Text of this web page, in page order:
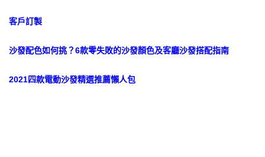
客戶訂製
沙發配色如何挑？6款零失敗的沙發顏色及客廳沙發搭配指南
2021四款電動沙發精選推薦懶人包